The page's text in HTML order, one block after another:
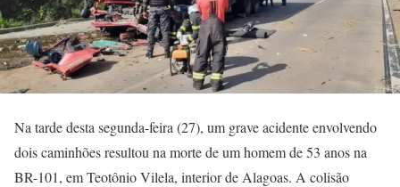
Na tarde desta segunda-feira (27), um grave acidente envolvendo
dois caminhões resultou na morte de um homem de 53 anos na
BR-101, em Teotônio Vilela, interior de Alagoas. A colisão